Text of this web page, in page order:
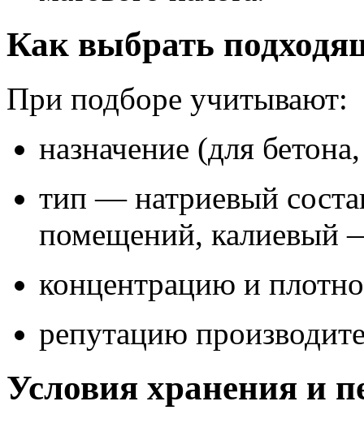
Как выбрать
При подборе учитывают:
назначение (для
тип — натриевый
помещений, калиевый
концентрацию и
репутацию
Условия хранения и